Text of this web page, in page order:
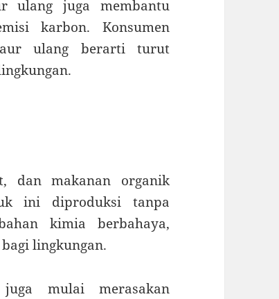
ulang juga membantu
karbon. Konsumen
ulang berarti turut
dan makanan organik
ini diproduksi tanpa
kimia berbahaya,
lingkungan.
mulai merasakan